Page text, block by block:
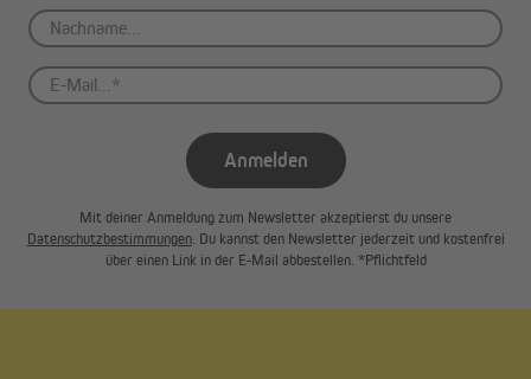
Anmelden
Mit deiner Anmeldung zum Newsletter akzeptierst du unsere
Datenschutzbestimmungen. Du kannst den Newsletter jederzeit und kostenfrei
über einen Link in der E-Mail abbestellen. *Pflichtfeld